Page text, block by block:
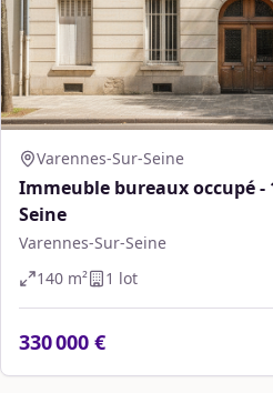
Varennes-Sur-Seine
Immeuble bureaux occupé -
Seine
Varennes-Sur-Seine
140 m² 1 lot
330 000 €